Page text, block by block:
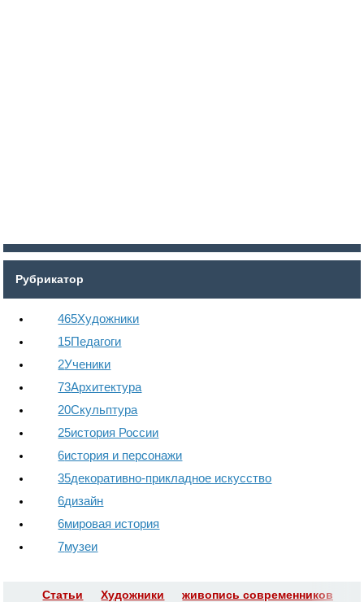
Рубрикатор
465Художники
15Педагоги
2Ученики
73Архитектура
20Скульптура
25история России
6история и персонажи
35декоративно-прикладное искусство
6дизайн
6мировая история
7музеи
Статьи Художники живопись современников